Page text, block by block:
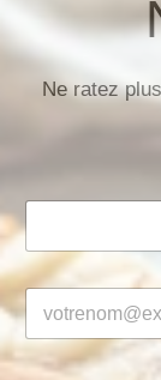
Ne ratez